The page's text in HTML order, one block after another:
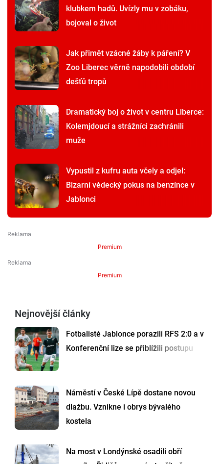
klubkem hadů. Uvízly mu v zobáku,
bojoval o život
Jak přimět vzácné žáby k páření? V
Zoo Liberec věrně napodobili období
dešťů tropů
Dramatický boj o život v centru Liberce:
Kolemjdoucí a strážníci zachránili
muže
Vypustil z kufru auta včely a odjel:
Bizarní vědecký pokus na benzínce v
Jablonci
Premium
Premium
Nejnovější články
Fotbalisté Jablonce porazili RFS 2:0 a v
Konferenční lize se přiblížili postupu
Náměstí v České Lípě dostane novou
dlažbu. Vznikne i obrys bývalého
kostela
Na most v Londýnské osadili obří